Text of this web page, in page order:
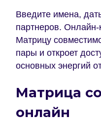
Введите имена,
партнеров. Онлайн-
Матрицу
пары и откроет
основных энергий
Матрица
онлайн